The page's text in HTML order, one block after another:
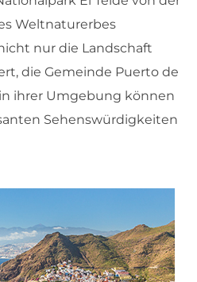
Weltnaturerbes
nur die Landschaft
die Gemeinde Puerto de
ihrer Umgebung können
Sehenswürdigkeiten